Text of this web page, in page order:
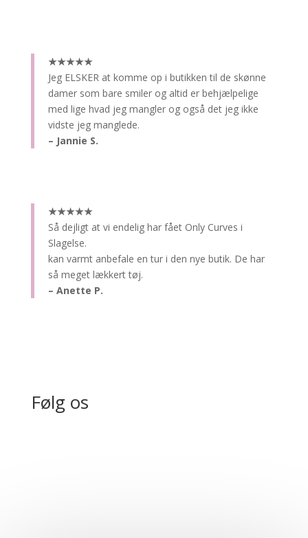
★★★★★
Jeg ELSKER at komme op i butikken til de skønne
damer som bare smiler og altid er behjælpelige
med lige hvad jeg mangler og også det jeg ikke
vidste jeg manglede.
– Jannie S.
★★★★★
Så dejligt at vi endelig har fået Only Curves i
Slagelse.
kan varmt anbefale en tur i den nye butik. De har
så meget lækkert tøj.
– Anette P.
Følg os